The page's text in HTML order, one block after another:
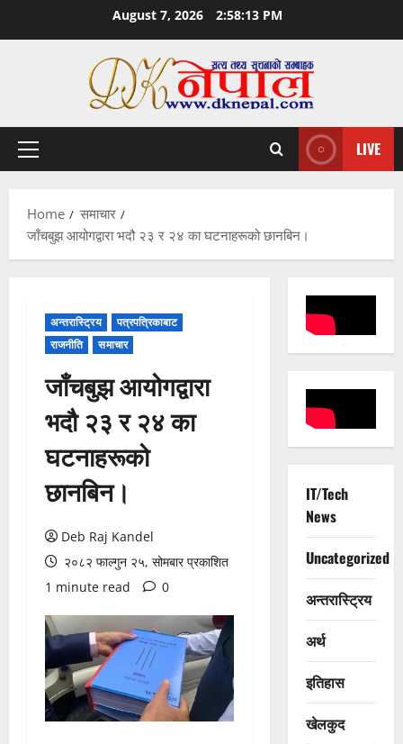
August 7, 2026 2:58:14 PM
Primary
LIVE
Home
समाचार
जाँचबुझ आयोगद्वारा भदौ २३ र २४ का घटनाहरूको छानबिन।
अन्तरास्ट्रिय
पत्रपत्रिकाबाट
राजनीति
समाचार
जाँचबुझ आयोगद्वारा
भदौ २३ र २४ का
घटनाहरूको
छानबिन।
Deb Raj Kandel
२०८२ फाल्गुन २५, सोमबार प्रकाशित
1 minute read
0
IT/Tech
News
Uncategorized
अन्तरास्ट्रिय
अर्थ
इतिहास
खेलकुद